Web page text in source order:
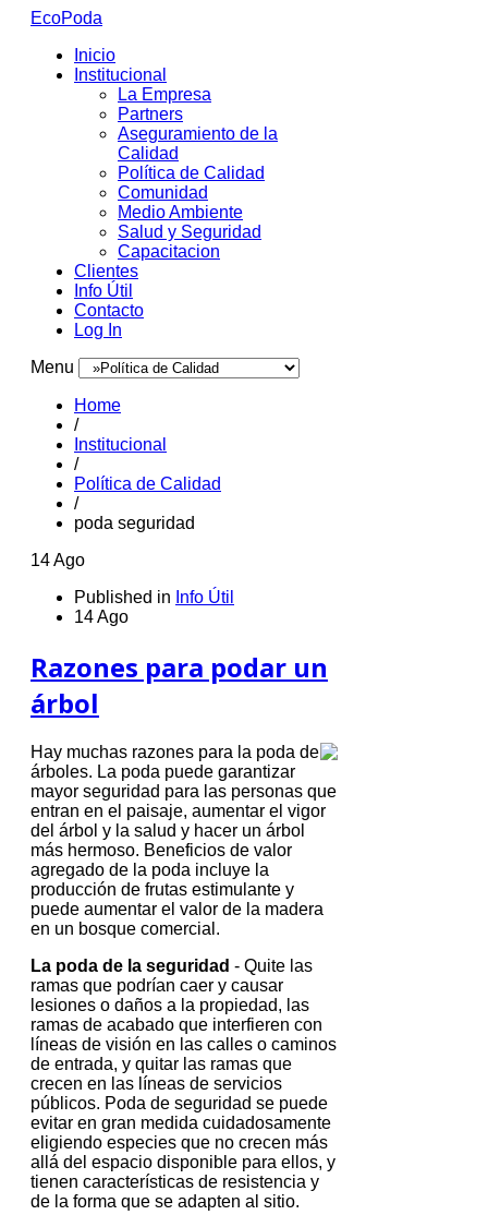
EcoPoda
Inicio
Institucional
La Empresa
Partners
Aseguramiento de la
Calidad
Política de Calidad
Comunidad
Medio Ambiente
Salud y Seguridad
Capacitacion
Clientes
Info Útil
Contacto
Log In
Menu
Home
/
Institucional
/
Política de Calidad
/
poda seguridad
14 Ago
Published in Info Útil
14 Ago
Razones para podar un
árbol
Hay muchas razones para la poda de
árboles. La poda puede garantizar
mayor seguridad para las personas que
entran en el paisaje, aumentar el vigor
del árbol y la salud y hacer un árbol
más hermoso. Beneficios de valor
agregado de la poda incluye la
producción de frutas estimulante y
puede aumentar el valor de la madera
en un bosque comercial.
La poda de la seguridad - Quite las
ramas que podrían caer y causar
lesiones o daños a la propiedad, las
ramas de acabado que interfieren con
líneas de visión en las calles o caminos
de entrada, y quitar las ramas que
crecen en las líneas de servicios
públicos. Poda de seguridad se puede
evitar en gran medida cuidadosamente
eligiendo especies que no crecen más
allá del espacio disponible para ellos, y
tienen características de resistencia y
de la forma que se adapten al sitio.